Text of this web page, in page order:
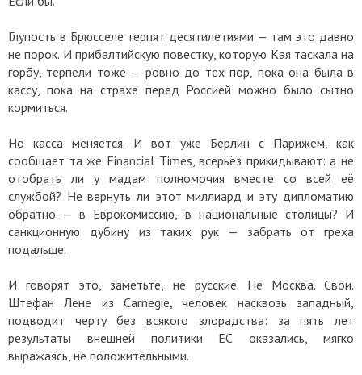
Глупость в Брюсселе терпят десятилетиями — там это давно
не порок. И прибалтийскую повестку, которую Кая таскала на
горбу, терпели тоже — ровно до тех пор, пока она была в
кассу, пока на страхе перед Россией можно было сытно
кормиться.
Но касса меняется. И вот уже Берлин с Парижем, как
сообщает та же Financial Times, всерьёз прикидывают: а не
отобрать ли у мадам полномочия вместе со всей её
службой? Не вернуть ли этот миллиард и эту дипломатию
обратно — в Еврокомиссию, в национальные столицы? И
санкционную дубину из таких рук — забрать от греха
подальше.
И говорят это, заметьте, не русские. Не Москва. Свои.
Штефан Лене из Carnegie, человек насквозь западный,
подводит черту без всякого злорадства: за пять лет
результаты внешней политики ЕС оказались, мягко
выражаясь, не положительными.